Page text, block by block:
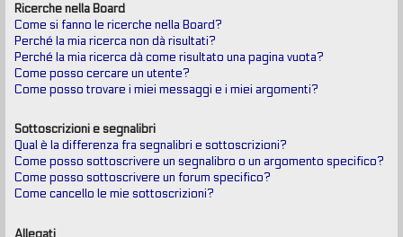
Ricerche nella Board
Come si fanno le ricerche nella Board?
Perché la mia ricerca non dà risultati?
Perché la mia ricerca dà come risultato una pagina vuota?
Come posso cercare un utente?
Come posso trovare i miei messaggi e i miei argomenti?
Sottoscrizioni e segnalibri
Qual è la differenza fra segnalibri e sottoscrizioni?
Come posso sottoscrivere un segnalibro o un argomento specifico?
Come posso sottoscrivere un forum specifico?
Come cancello le mie sottoscrizioni?
Allegati